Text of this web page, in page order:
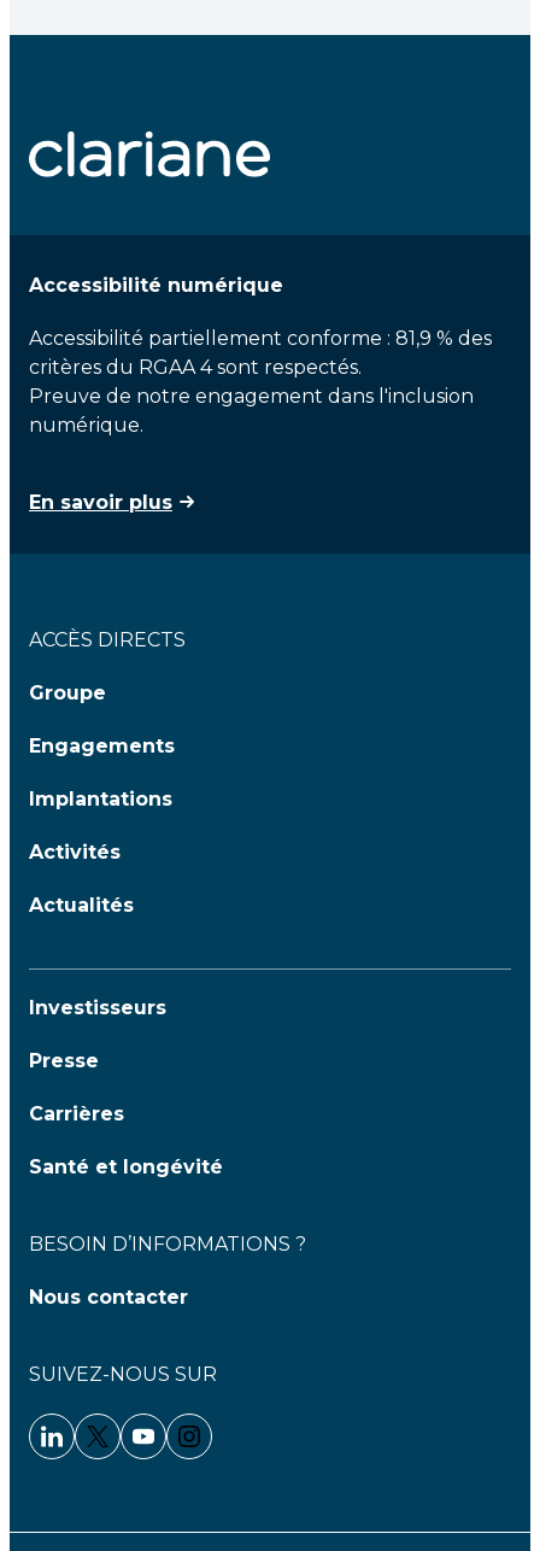
Accessibilité numérique
Accessibilité partiellement conforme : 81,9 % des
critères du RGAA 4 sont respectés.
Preuve de notre engagement dans l'inclusion
numérique.
En savoir plus
ACCÈS DIRECTS
Groupe
Engagements
Implantations
Activités
Actualités
Investisseurs
Presse
Carrières
Santé et longévité
BESOIN D’INFORMATIONS ?
Nous contacter
SUIVEZ-NOUS SUR
Linkedin - Clariane
Twitter - Clariane
Youtube - Clariane
Instagram - Clariane